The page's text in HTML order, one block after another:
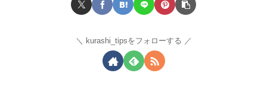
kurashi_tipsをフォローする